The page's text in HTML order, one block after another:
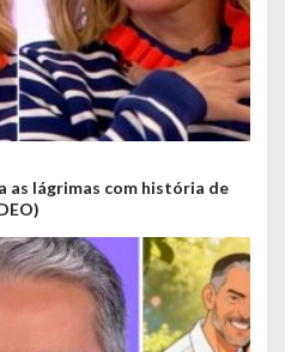
as lágrimas com história de